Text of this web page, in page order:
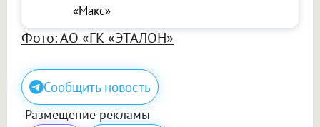
«Макс»
Фото: АО «ГК «ЭТАЛОН»
Сообщить новость
Размещение рекламы